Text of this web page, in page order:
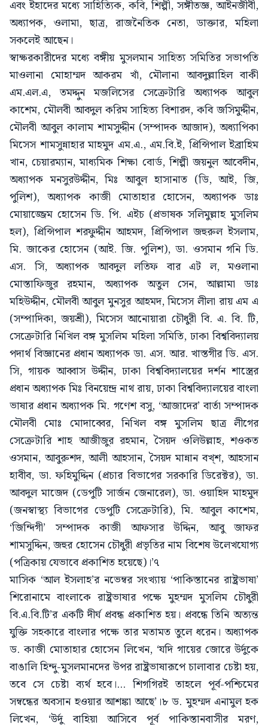
এবং ইহাদের মধ্যে সাহিত্যিক, কবি, শিল্পী, সঙ্গীতজ্ঞ, আইনজীবী,
অধ্যাপক, ওলামা, ছাত্র, রাজনৈতিক নেতা, ডাক্তার, মহিলা
সকলেই আছেন।
স্বাক্ষরকারীদের মধ্যে বঙ্গীয় মুসলমান সাহিত্য সমিতির সভাপতি
মাওলানা মোহাম্মদ আকরম খাঁ, মৌলানা আবদুল্লাহিল বাকী
এম.এল.এ, তমদ্দুন মজলিসের সেক্রেটারি অধ্যাপক আবুল
কাশেম, মৌলবী আবদুল করিম সাহিত্য বিশারদ, কবি জসিমুদ্দীন,
মৌলবী আবুল কালাম শামসুদ্দীন (সম্পাদক আজাদ), অধ্যাপিকা
মিসেস শামসুন্নাহার মাহমুদ এম.এ., এম.বি.ই, প্রিন্সিপাল ইব্রাহিম
খান, চেয়ারম্যান, মাধ্যমিক শিক্ষা বোর্ড, শিল্পী জয়নুল আবেদীন,
অধ্যাপক মনসুরউদ্দীন, মিঃ আবুল হাসানাত (ডি, আই, জি,
পুলিশ), অধ্যাপক কাজী মোতাহার হোসেন, অধ্যাপক ডাঃ
মোয়াজ্জেম হোসেন ডি. পি. এইচ (প্রভাষক সলিমুল্লাহ মুসলিম
হল), প্রিন্সিপাল শরফুদ্দীন আহমদ, প্রিন্সিপাল জহুরুল ইসলাম,
মি. জাকের হোসেন (আই. জি. পুলিশ), ডা. ওসমান গনি ডি.
এস. সি, অধ্যাপক আবদুল লতিফ বার এট ল, মওলানা
মোস্তাফিজুর রহমান, অধ্যাপক অতুল সেন, আল্লামা ডাঃ
মহিউদ্দীন, মৌলবী আবুল মুনসুর আহমদ, মিসেস লীলা রায় এম এ
(সম্পাদিকা, জয়শ্রী), মিসেস আনোয়ারা চৌধুরী বি. এ. বি. টি,
সেক্রেটারি নিখিল বঙ্গ মুসলিম মহিলা সমিতি, ঢাকা বিশ্ববিদ্যালয়
পদার্থ বিজ্ঞানের প্রধান অধ্যাপক ডা. এস. আর. খাস্তগীর ডি. এস.
সি, গায়ক আব্বাস উদ্দীন, ঢাকা বিশ্ববিদ্যালয়ের দর্শন শাস্ত্রের
প্রধান অধ্যাপক মিঃ বিনয়েন্দ্র নাথ রায়, ঢাকা বিশ্ববিদ্যালয়ের বাংলা
ভাষার প্রধান অধ্যাপক মি. গণেশ বসু, ‘আজাদের’ বার্তা সম্পাদক
মৌলবী মোঃ মোদাব্বের, নিখিল বঙ্গ মুসলিম ছাত্র লীগের
সেক্রেটারি শাহ আজীজুর রহমান, সৈয়দ ওলিউল্লাহ, শওকত
ওসমান, আবুরুশদ, আলী আহসান, সৈয়দ মান্নান বখ্শ, আহসান
হাবীব, ডা. ফহিমুদ্দিন (প্রচার বিভাগের সরকারি ডিরেক্টর), ডা.
আবদুল মাজেদ (ডেপুটি সার্জন জেনারেল), ডা. ওয়াহিদ মাহমুদ
(জনস্বাস্থ্য বিভাগের ডেপুটি সেক্রেটারি), মি. আবুল কাশেম,
‘জিন্দিগী’ সম্পাদক কাজী আফসার উদ্দিন, আবু জাফর
শামসুদ্দিন, জহুর হোসেন চৌধুরী প্রভৃতির নাম বিশেষ উলে­খযোগ্য
(পত্রিকায় যেভাবে প্রকাশিত হয়েছে)।’৭
মাসিক ‘আল ইসলাহ’র নভেম্বর সংখ্যায় ‘পাকিস্তানের রাষ্ট্রভাষা’
শিরোনামে বাংলাকে রাষ্ট্রভাষার পক্ষে মুহম্মদ মুসলিম চৌধুরী
বি.এ.বি.টি’র একটি দীর্ঘ প্রবন্ধ প্রকাশিত হয়। প্রবন্ধে তিনি অত্যন্ত
যুক্তি সহকারে বাংলার পক্ষে তার মতামত তুলে ধরেন। অধ্যাপক
ড. কাজী মোতাহার হোসেন লিখেন, ‘যদি গায়ের জোরে উর্দুকে
বাঙালি হিন্দু-মুসলমানদের উপর রাষ্ট্রভাষারূপে চালাবার চেষ্টা হয়,
তবে সে চেষ্টা ব্যর্থ হবে।... শিগগিরই তাহলে পূর্ব-পশ্চিমের
সম্বন্ধের অবসান হওয়ার আশঙ্কা আছে’।৮ ড. মুহম্মদ এনামুল হক
লিখেন, ‘উর্দু বাহিয়া আসিবে পূর্ব পাকিস্তানবাসীর মরণ,